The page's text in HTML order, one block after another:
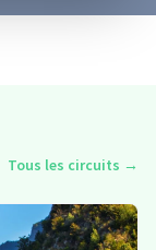
Tous les circuits →